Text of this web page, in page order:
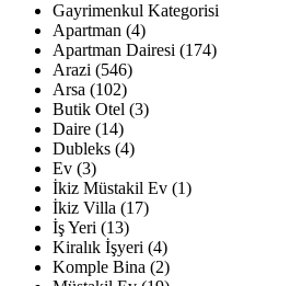
Gayrimenkul Kategorisi
Apartman (4)
Apartman Dairesi (174)
Arazi (546)
Arsa (102)
Butik Otel (3)
Daire (14)
Dubleks (4)
Ev (3)
İkiz Müstakil Ev (1)
İkiz Villa (17)
İş Yeri (13)
Kiralık İşyeri (4)
Komple Bina (2)